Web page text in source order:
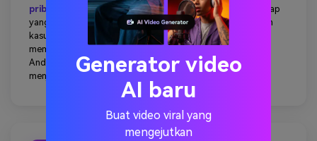
pribadi
Membantu Anda mengeksplorasi ide pakaian lengkap
yang disesuaikan dengan tampilan Anda. Mulai dari pakaian
kasual sehari-hari hingga gaya unik, Anda dapat langsung
memvisualisasikan kombinasi yang sesuai dengan suasana
Anda-tanpa menghabiskan waktu berjam-jam untuk
menjelajahi. Generator video
AI baru
Buat video viral yang
mengejutkan